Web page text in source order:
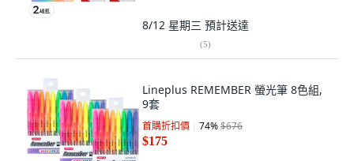
8/12 星期三 預計送達
(5)
Lineplus REMEMBER 螢光筆 8色組,
9套
首購折扣價 74%$676
$175